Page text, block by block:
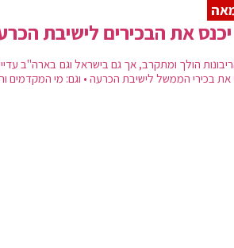
את הבכירים לישיבת
הולך ומתקרב, אך גם בישראל וגם בארה"ב
בכירי הממשל לישיבת הכרעה • וגם: מי המקדמים